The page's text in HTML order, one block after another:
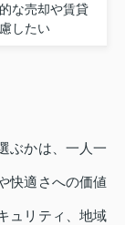
な売却や賃貸
したい
ぶかは、一人一
快適さへの価値
ュリティ、地域